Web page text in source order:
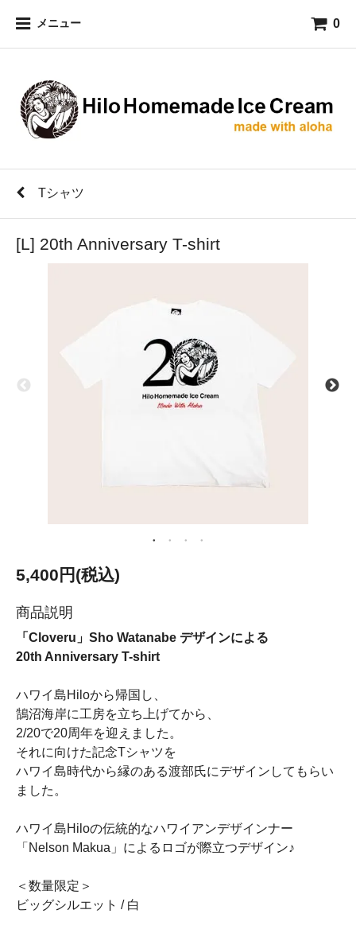
メニュー 0
Tシャツ
[L] 20th Anniversary T-shirt
5,400円(税込)
商品説明
「Cloveru」Sho Watanabe デザインによる
20th Anniversary T-shirt
ハワイ島Hiloから帰国し、
鵠沼海岸に工房を立ち上げてから、
2/20で20周年を迎えました。
それに向けた記念Tシャツを
ハワイ島時代から縁のある渡部氏にデザインしてもらい
ました。
ハワイ島Hiloの伝統的なハワイアンデザインナー
「Nelson Makua」によるロゴが際立つデザイン♪
＜数量限定＞
ビッグシルエット / 白